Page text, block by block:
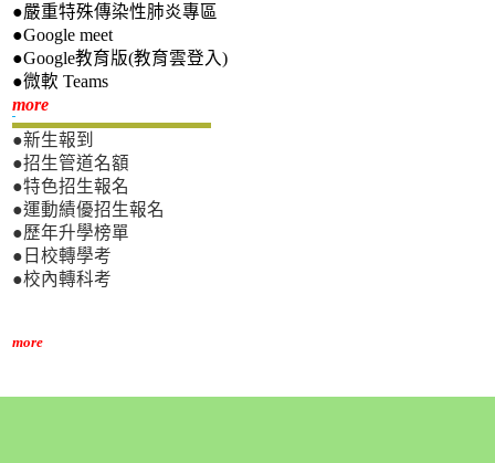
●嚴重特殊傳染性肺炎專區
●Google meet
●Google教育版(教育雲登入)
●微軟 Teams
more新生專區
●新生報到
●招生管道名額
●特色招生報名
●運動績優招生報名
●歷年升學榜單
●日校轉學考
●校內轉科考
more